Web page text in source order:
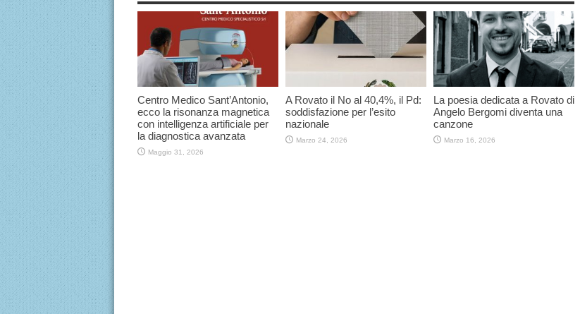
Centro Medico Sant’Antonio,
ecco la risonanza magnetica
con intelligenza artificiale per
la diagnostica avanzata
Maggio 31, 2026
A Rovato il No al 40,4%, il Pd:
soddisfazione per l’esito
nazionale
Marzo 24, 2026
La poesia dedicata a Rovato di
Angelo Bergomi diventa una
canzone
Marzo 16, 2026